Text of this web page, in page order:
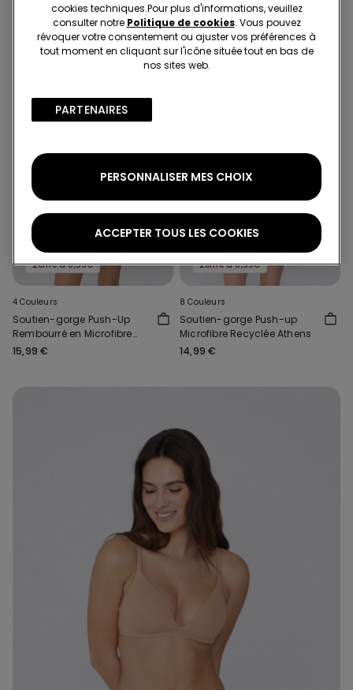
Coton Biologique London
15,99 €
Microfibre recyclée
2ème à 8,99€
4 Couleurs
Soutien-gorge Push-Up
Rembourré en Microfibre
Recyclée Venice
15,99 €
2ème à 8,99€
8 Couleurs
Soutien-gorge Push-up
Microfibre Recyclée Athens
14,99 €
cookies techniques.​Pour plus d'informations, veuillez
consulter notre Politique de cookies. Vous pouvez
révoquer votre consentement ou ajuster vos préférences à
tout moment en cliquant sur l'icône située tout en bas de
nos sites web.
PARTENAIRES​
PERSONNALISER MES CHOIX
ACCEPTER TOUS LES COOKIES